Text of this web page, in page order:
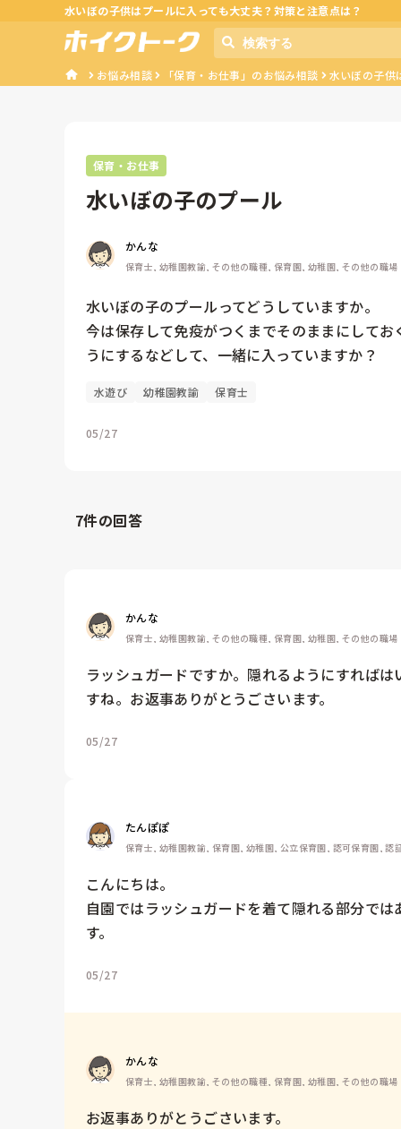
水いぼの子供はプールに入っても大丈夫？対策と注意点は？
お悩み相談 「保育・お仕事」のお悩み相談 水いぼの子供
保育・お仕事
水いぼの子のプール
かんな
保育士, 幼稚園教諭, その他の職種, 保育園, 幼稚園, その他の職場
水いぼの子のプールってどうしていますか。
今は保存して免疫がつくまでそのままにして
うにするなどして、一緒に入っていますか？
水遊び 幼稚園教諭 保育士
05/27
7件の回答
かんな
保育士, 幼稚園教諭, その他の職種, 保育園, 幼稚園, その他の職場
ラッシュガードですか。隠れるようにすれば
すね。お返事ありがとうごさいます。
05/27
たんぽぽ
保育士, 幼稚園教諭, 保育園, 幼稚園, 公立保育園, 認可保育園, 認
こんにちは。
自園ではラッシュガードを着て隠れる部分で
す。
05/27
かんな
保育士, 幼稚園教諭, その他の職種, 保育園, 幼稚園, その他の職場
お返事ありがとうごさいます。